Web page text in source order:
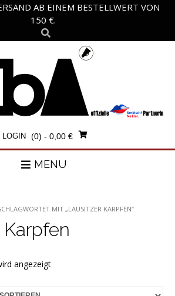
AB EINEM BESTELLWERT VON
150 €.
LOGIN (0) - 0,00 €
MENU
MIT „LAUSITZER KARPFEN“
angezeigt